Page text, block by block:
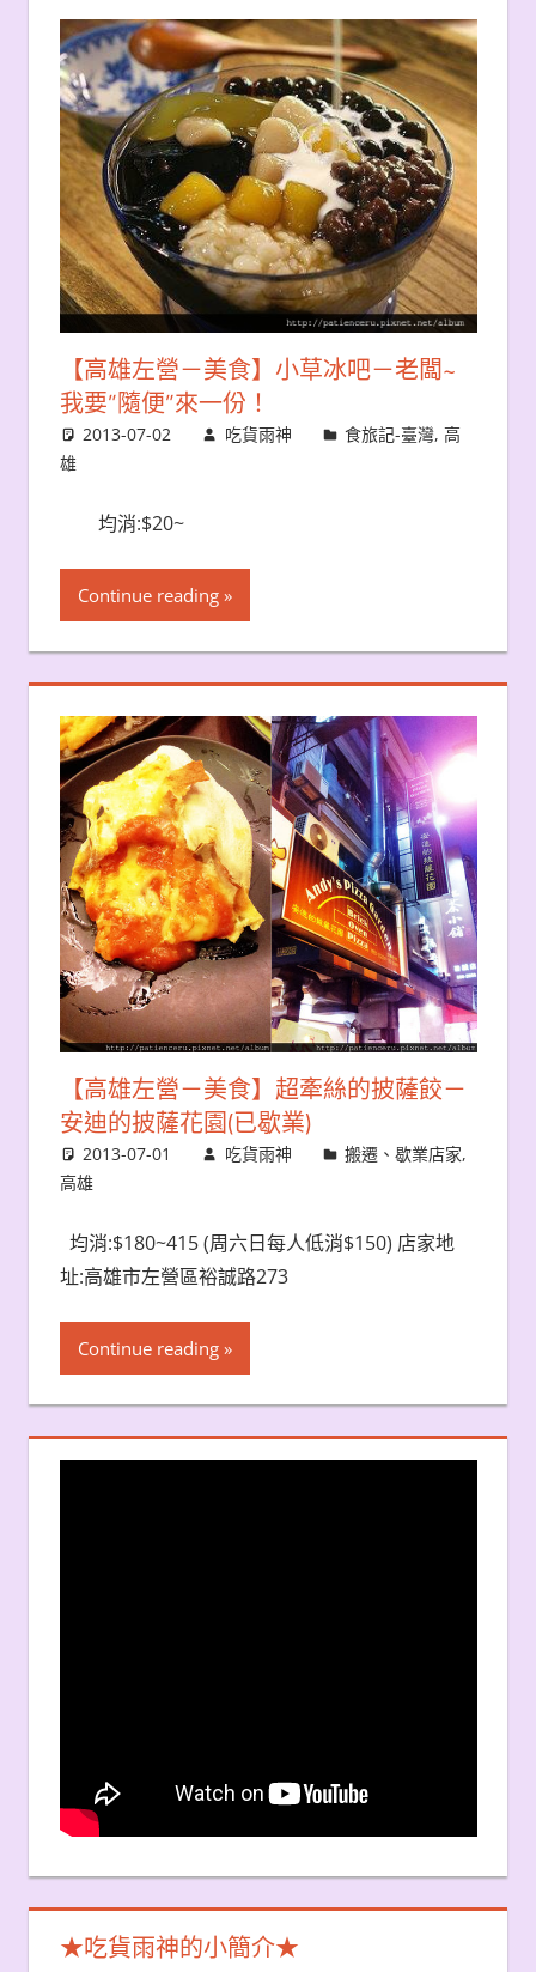
【高雄左營－美食】小草冰吧－老闆~
我要”隨便”來一份！
2013-07-02 吃貨雨神 食旅記-臺灣,高
雄
均消:$20~
Continue reading
【高雄左營－美食】超牽絲的披薩餃－
安迪的披薩花園(已歇業)
2013-07-01 吃貨雨神 搬遷、歇業店家,
高雄
均消:$180~415 (周六日每人低消$150) 店家地
址:高雄市左營區裕誠路273
Continue reading
★吃貨雨神的小簡介★